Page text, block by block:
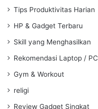
Tips Produktivitas Harian
HP & Gadget Terbaru
Skill yang Menghasilkan
Rekomendasi Laptop / PC
Gym & Workout
religi
Review Gadget Singkat